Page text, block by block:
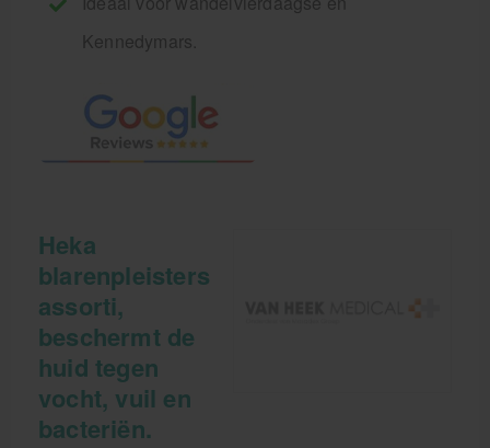
Kennedymars.
Heka
blarenpleisters
assorti,
beschermt de
huid tegen
vocht, vuil en
bacteriën.